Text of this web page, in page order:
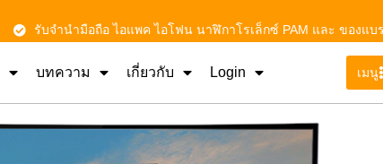
รับจำนำมือถือ ไอแพค ไอโฟน นาฬิกาโรเล็กซ์ PAM และ ของแบ
บทความ เกี่ยวกับ Login เมนู